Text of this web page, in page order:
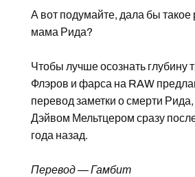
А вот подумайте, дала бы
мама Рида?
Чтобы лучше осознать глубину
Флэров и фарса на RAW
перевод заметки о смерти
Дэйвом Мельтцером сразу
года назад.
Перевод — Гамбит